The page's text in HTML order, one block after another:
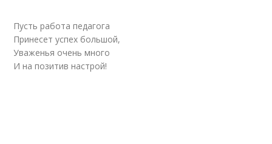
Пусть работа педагога
Принесет успех большой,
Уваженья очень много
И на позитив настрой!